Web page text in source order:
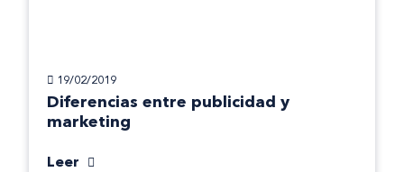
19/02/2019
Diferencias entre publicidad y
marketing
Leer